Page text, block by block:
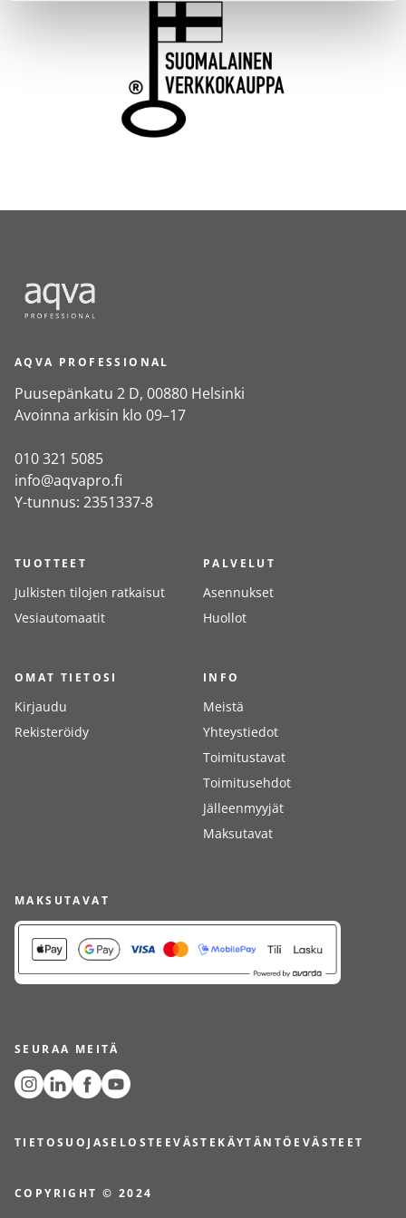
AQVA PROFESSIONAL
Puusepänkatu 2 D, 00880 Helsinki
Avoinna arkisin klo 09–17
010 321 5085
info@aqvapro.fi
Y-tunnus: 2351337-8
TUOTTEET
Julkisten tilojen ratkaisut
Vesiautomaatit
PALVELUT
Asennukset
Huollot
OMAT TIETOSI
Kirjaudu
Rekisteröidy
INFO
Meistä
Yhteystiedot
Toimitustavat
Toimitusehdot
Jälleenmyyjät
Maksutavat
MAKSUTAVAT
SEURAA MEITÄ
TIETOSUOJASELOSTE EVÄSTEKÄYTÄNTÖ EVÄSTEET
COPYRIGHT © 2024